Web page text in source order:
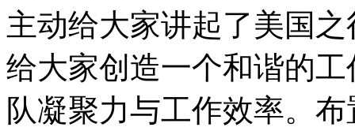
主动给大家讲起了美国
给大家创造一个和谐的
队凝聚力与工作效率。